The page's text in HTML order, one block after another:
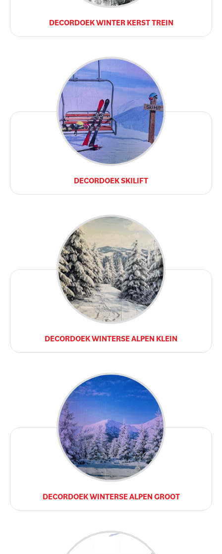
DECORDOEK WINTER KERST TREIN
DECORDOEK SKILIFT
DECORDOEK WINTERSE ALPEN KLEIN
DECORDOEK WINTERSE ALPEN GROOT